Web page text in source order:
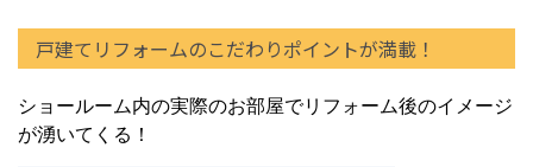
戸建てリフォームのこだわりポイントが満載！
ショールーム内の実際のお部屋でリフォーム後のイメージ
が湧いてくる！